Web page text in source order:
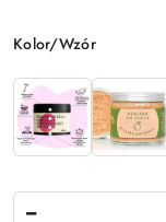
Wariant
Kolor/Wzór